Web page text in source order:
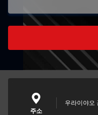
주소
우라이야오